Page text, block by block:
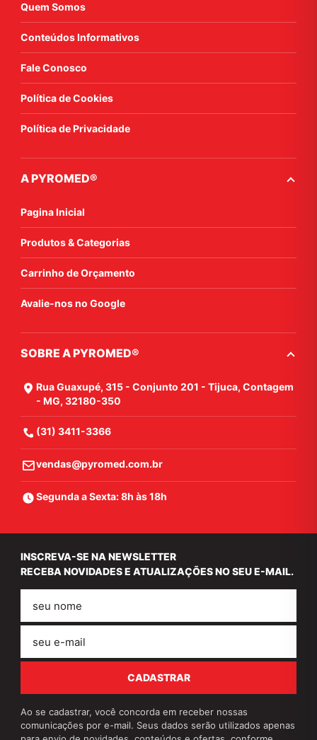
Quem Somos
Conteúdos Informativos
Fale Conosco
Política de Cookies
Política de Privacidade
A PYROMED®
Pagina Inicial
Produtos & Categorias
Carrinho de Orçamento
Avalie-nos no Google
SOBRE A PYROMED®
Rua Guaxupé, 315 - Conjunto 201 - Tijuca, Contagem
- MG, 32180-350
(31) 3411-3366
vendas@pyromed.com.br
Segunda a Sexta: 8h às 18h
INSCREVA-SE NA NEWSLETTER
RECEBA NOVIDADES E ATUALIZAÇÕES NO SEU E-MAIL.
mail
CADASTRAR
Ao se cadastrar, você concorda em receber nossas
comunicações por e-mail. Seus dados serão utilizados apenas